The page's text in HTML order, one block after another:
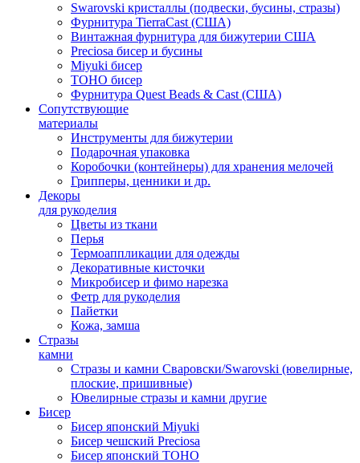
Swarovski кристаллы (подвески, бусины, стразы)
Фурнитура TierraCast (США)
Винтажная фурнитура для бижутерии США
Preciosa бисер и бусины
Miyuki бисер
TOHO бисер
Фурнитура Quest Beads & Cast (США)
Сопутствующие
материалы
Инструменты для бижутерии
Подарочная упаковка
Коробочки (контейнеры) для хранения мелочей
Грипперы, ценники и др.
Декоры
для рукоделия
Цветы из ткани
Перья
Термоаппликации для одежды
Декоративные кисточки
Микробисер и фимо нарезка
Фетр для рукоделия
Пайетки
Кожа, замша
Стразы
камни
Стразы и камни Сваровски/Swarovski (ювелирные,
плоские, пришивные)
Ювелирные стразы и камни другие
Бисер
Бисер японский Miyuki
Бисер чешский Preciosa
Бисер японский TOHO